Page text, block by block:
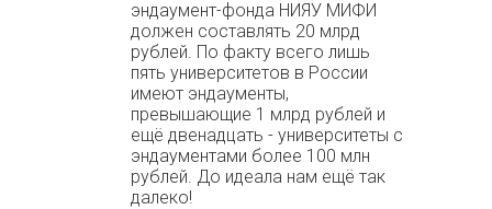
эндаумент-фонда НИЯУ МИФИ
должен составлять 20 млрд
рублей. По факту всего лишь
пять университетов в России
имеют эндаументы,
превышающие 1 млрд рублей и
ещё двенадцать - университеты с
эндаументами более 100 млн
рублей. До идеала нам ещё так
далеко!